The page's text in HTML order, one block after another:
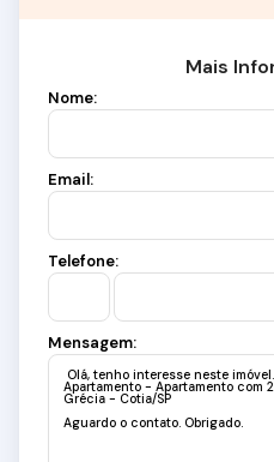
Mais
Nome:
Email:
Telefone:
Mensagem: